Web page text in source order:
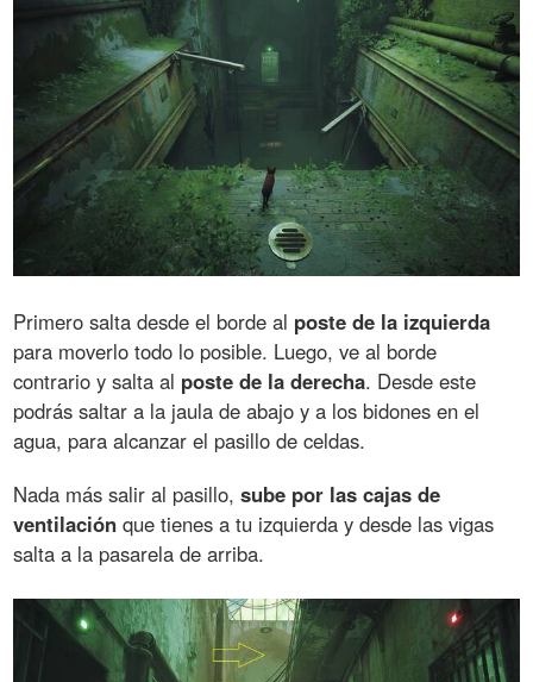
Primero salta desde el borde al poste de la izquierda
para moverlo todo lo posible. Luego, ve al borde
contrario y salta al poste de la derecha. Desde este
podrás saltar a la jaula de abajo y a los bidones en el
agua, para alcanzar el pasillo de celdas.
Nada más salir al pasillo,sube por las cajas de
ventilación que tienes a tu izquierda y desde las vigas
salta a la pasarela de arriba.